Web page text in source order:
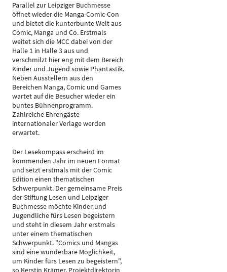
Parallel zur Leipziger Buchmesse
öffnet wieder die Manga-Comic-Con
und bietet die kunterbunte Welt aus
Comic, Manga und Co. Erstmals
weitet sich die MCC dabei von der
Halle 1 in Halle 3 aus und
verschmilzt hier eng mit dem Bereich
Kinder und Jugend sowie Phantastik.
Neben Ausstellern aus den
Bereichen Manga, Comic und Games
wartet auf die Besucher wieder ein
buntes Bühnenprogramm.
Zahlreiche Ehrengäste
internationaler Verlage werden
erwartet.
Der Lesekompass erscheint im
kommenden Jahr im neuen Format
und setzt erstmals mit der Comic
Edition einen thematischen
Schwerpunkt. Der gemeinsame Preis
der Stiftung Lesen und Leipziger
Buchmesse möchte Kinder und
Jugendliche fürs Lesen begeistern
und steht in diesem Jahr erstmals
unter einem thematischen
Schwerpunkt. "Comics und Mangas
sind eine wunderbare Möglichkeit,
um Kinder fürs Lesen zu begeistern",
so Kerstin Krämer, Projektdirektorin